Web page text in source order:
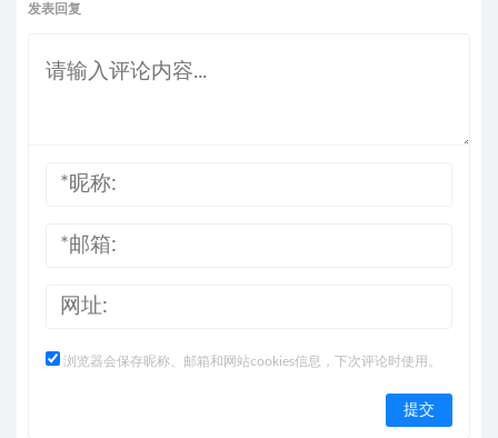
发表回复
浏览器会保存昵称、邮箱和网站cookies信息，下次评论时使用。